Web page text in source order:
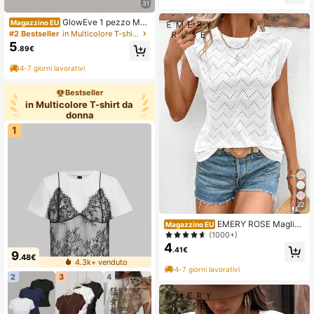
31
Magazzino EU GlowEve 1 pezzo Mag
lietta casual donna a maniche corte
tinta unita
#2 Bestseller in Multicolore T-shirt da donna
5.89€
4-7 giorni lavorativi
Bestseller
in Multicolore T-shirt da
donna
1
9.48€
4.3k+ venduto
2
3 4
ze al mare
22
Magazzino EU EMERY ROSE Magliett
a casual da donna a maniche corte
con scollo rotondo, taglio laser e ric
amo
(1000+)
4.41€
4-7 giorni lavorativi